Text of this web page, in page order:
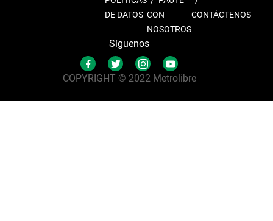
DE DATOS CON
NOSOTROS
CONTÁCTENOS
Síguenos
COPYRIGHT © 2022 Metrolibre